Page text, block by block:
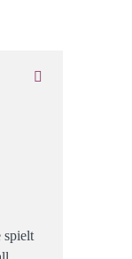
spielt